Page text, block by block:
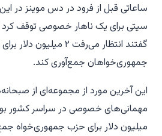
ساعاتی قبل از فرود در دس موینز در این
سیتی برای یک ناهار خصوصی توقف کرد
گفتند انتظار می‌رفت ۲ میلیون
جمهوری‌خواهان جمع‌آوری کند.
این آخرین مورد از مجموعه‌ای از
مهمانی‌های خصوصی در سراسر کشور
میلیون دلار برای حزب جمهوری‌خواه